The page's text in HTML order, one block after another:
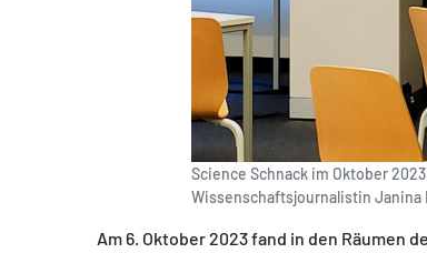
Science Schnack im Oktober
Wissenschaftsjournalistin Janina
Am 6. Oktober 2023 fand in den Räumen